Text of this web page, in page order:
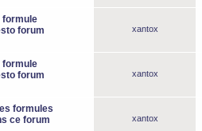
formule
forum
xantox
formule
forum
xantox
formules
ce forum
xantox